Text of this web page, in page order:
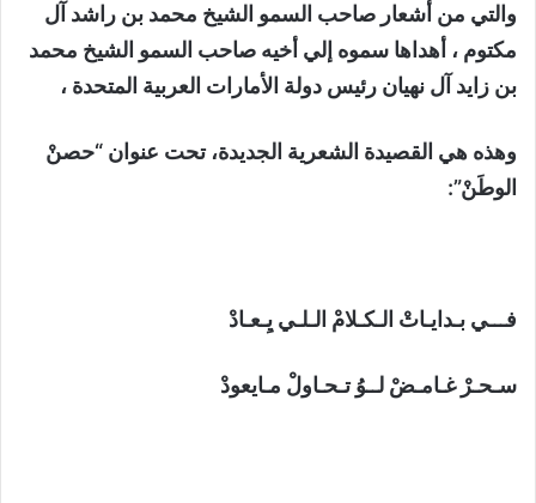
والتي من أشعار صاحب السمو الشيخ محمد بن راشد آل
مكتوم ، أهداها سموه إلي أخيه صاحب السمو الشيخ محمد
بن زايد آل نهيان رئيس دولة الأمارات العربية المتحدة ،
وهذه هي القصيدة الشعرية الجديدة، تحت عنوان “حصنْ
الوطَنْ”:
فـــي بـدايـاتْ الـكـلامْ الـلـي يِـعـادْ
سـحـرْ غـامـضْ لــوُ تـحـاولْ مـايعودْ